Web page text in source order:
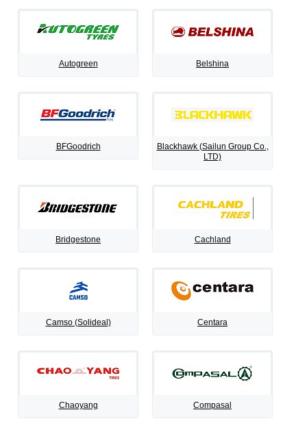
Autogreen Belshina
BFGoodrich
Blackhawk (Sailun Group Co.,
LTD)
Bridgestone Cachland
Camso (Solideal) Centara
Chaoyang Compasal